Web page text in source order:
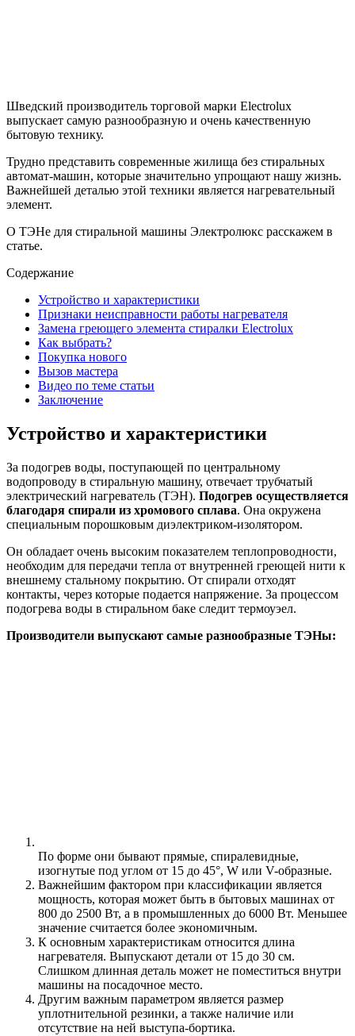
Шведский производитель торговой марки Electrolux
выпускает самую разнообразную и очень качественную
бытовую технику.
Трудно представить современные жилища без стиральных
автомат-машин, которые значительно упрощают нашу жизнь.
Важнейшей деталью этой техники является нагревательный
элемент.
О ТЭНе для стиральной машины Электролюкс расскажем в
статье.
Содержание
Устройство и характеристики
Признаки неисправности работы нагревателя
Замена греющего элемента стиралки Electrolux
Как выбрать?
Покупка нового
Вызов мастера
Видео по теме статьи
Заключение
Устройство и характеристики
За подогрев воды, поступающей по центральному
водопроводу в стиральную машину, отвечает трубчатый
электрический нагреватель (ТЭН). Подогрев осуществляется
благодаря спирали из хромового сплава. Она окружена
специальным порошковым диэлектриком-изолятором.
Он обладает очень высоким показателем теплопроводности,
необходим для передачи тепла от внутренней греющей нити к
внешнему стальному покрытию. От спирали отходят
контакты, через которые подается напряжение. За процессом
подогрева воды в стиральном баке следит термоуэел.
Производители выпускают самые разнообразные ТЭНы:
По форме они бывают прямые, спиралевидные,
изогнутые под углом от 15 до 45°, W или V-образные.
Важнейшим фактором при классификации является
мощность, которая может быть в бытовых машинах от
800 до 2500 Вт, а в промышленных до 6000 Вт. Меньшее
значение считается более экономичным.
К основным характеристикам относится длина
нагревателя. Выпускают детали от 15 до 30 см.
Слишком длинная деталь может не поместиться внутри
машины на посадочное место.
Другим важным параметром является размер
уплотнительной резинки, а также наличие или
отсутствие на ней выступа-бортика.